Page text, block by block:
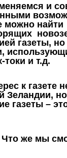
и
можно
газеты,
и т.д.
к газете
Зеландии,
газеты –
Что же мы